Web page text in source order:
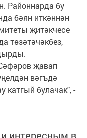
Районнарда бу
бәян иткәннән
җитәкчесе
төзәтәчәкбез,
җавап
вәгъдә
катгый булачак", -